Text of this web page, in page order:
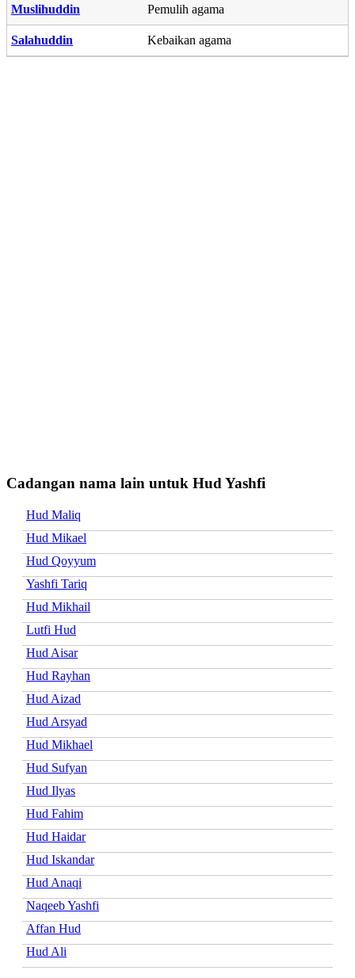
Muslihuddin Pemulih agama
Salahuddin Kebaikan agama
Cadangan nama lain untuk Hud Yashfi
Hud Maliq
Hud Mikael
Hud Qoyyum
Yashfi Tariq
Hud Mikhail
Lutfi Hud
Hud Aisar
Hud Rayhan
Hud Aizad
Hud Arsyad
Hud Mikhael
Hud Sufyan
Hud Ilyas
Hud Fahim
Hud Haidar
Hud Iskandar
Hud Anaqi
Naqeeb Yashfi
Affan Hud
Hud Ali